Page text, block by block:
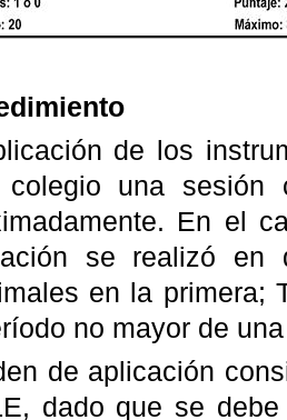
de los
colegio una
En el
se realizó en
en la primera;
no mayor de
de aplicación
dado que se